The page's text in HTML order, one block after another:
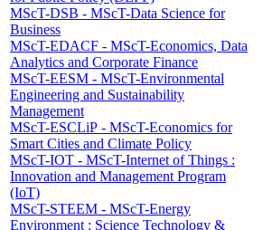
MScT-DSB - MScT-Data Science for
Business
MScT-EDACF - MScT-Economics, Data
Analytics and Corporate Finance
MScT-EESM - MScT-Environmental
Engineering and Sustainability
Management
MScT-ESCLiP - MScT-Economics for
Smart Cities and Climate Policy
MScT-IOT - MScT-Internet of Things :
Innovation and Management Program
(IoT)
MScT-STEEM - MScT-Energy
Environment : Science Technology &